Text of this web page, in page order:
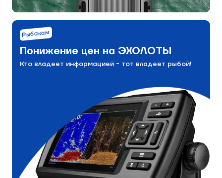
Рыбакам
Понижение цен на ЭХОЛОТЫ
Кто владеет информацией - тот владеет рыбой!